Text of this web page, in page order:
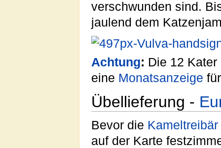
verschwunden sind.
jaulend dem
Achtung: Die 12
eine Monatsanzeige
Übellieferung -
Bevor die Kameltreibär
auf der Karte